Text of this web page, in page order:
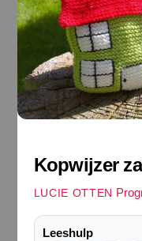
Kopwijzer
LUCIE OTTEN
Leeshulp